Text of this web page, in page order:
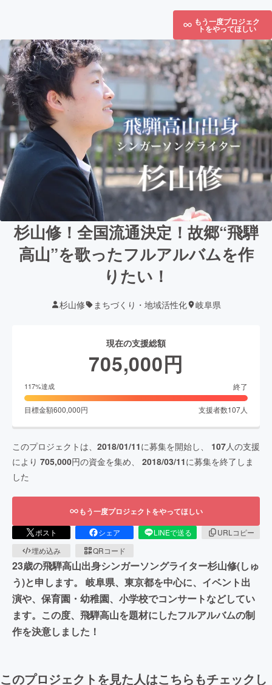
もう一度プロジェク
トをやってほしい
杉山修！全国流通決定！故郷“飛騨
高山”を歌ったフルアルバムを作
りたい！
杉山修 まちづくり・地域活性化 岐阜県
現在の支援総額
705,000円
117%達成 終了
目標金額600,000円 支援者数107人
このプロジェクトは、 2018/01/11に募集を開始し、 107人の支援
により 705,000円の資金を集め、 2018/03/11に募集を終了しま
した
もう一度プロジェクトをやってほしい
ポスト シェア LINEで送る
URLコピー
埋め込み
QRコード
23歳の飛騨高山出身シンガーソングライター杉山修(しゅ
う)と申します。 岐阜県、東京都を中心に、イベント出
演や、保育園・幼稚園、小学校でコンサートなどしてい
ます。この度、飛騨高山を題材にしたフルアルバムの制
作を決意しました！
このプロジェクトを見た人はこちらもチェックし